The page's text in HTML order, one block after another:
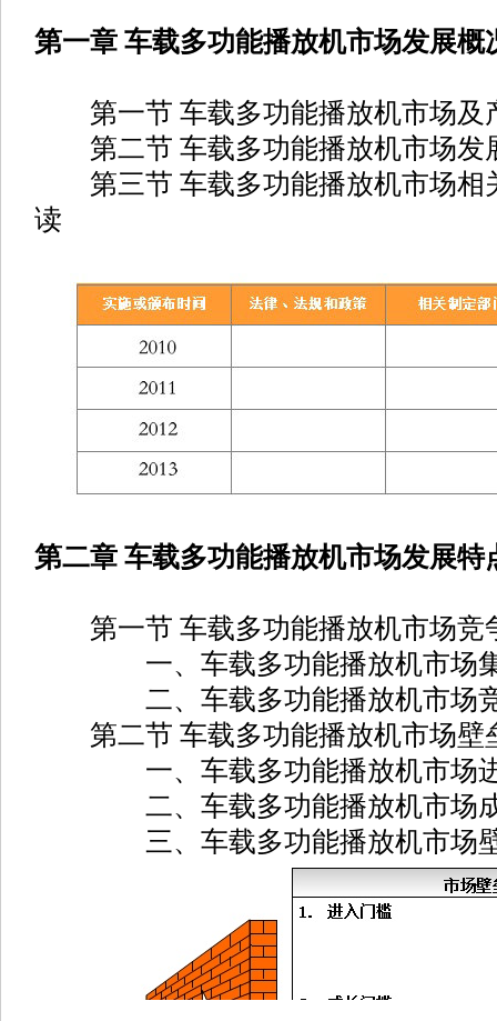
第一章 车载多功能播放机市场发展概
第一节 车载多功能播放机市场及
第二节 车载多功能播放机市场发
第三节 车载多功能播放机市场相
读
第二章 车载多功能播放机市场发展特
第一节 车载多功能播放机市场竞
一、车载多功能播放机市场
二、车载多功能播放机市场竞
第二节 车载多功能播放机市场壁
一、车载多功能播放机市场进
二、车载多功能播放机市场成
三、车载多功能播放机市场壁